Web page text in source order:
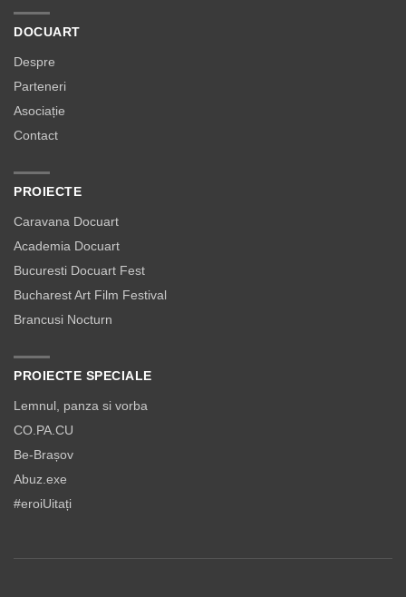
DOCUART
Despre
Parteneri
Asociație
Contact
PROIECTE
Caravana Docuart
Academia Docuart
Bucuresti Docuart Fest
Bucharest Art Film Festival
Brancusi Nocturn
PROIECTE SPECIALE
Lemnul, panza si vorba
CO.PA.CU
Be-Brașov
Abuz.exe
#eroiUitați